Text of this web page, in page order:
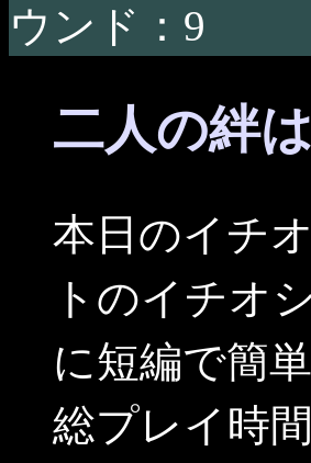
ウンド：9
二人の絆
本日のイチ
トのイチオ
に短編で簡
総プレイ時